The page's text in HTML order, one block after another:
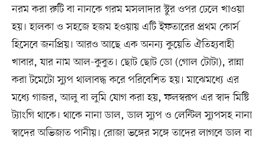
নরম করা রুটি বা নানকে গরম মসলাদার স্টুর ওপর ঢেলে খাওয়া
হয়। হালকা ও সহজে হজম হওয়ায় এটি ইফতারের প্রথম কোর্স
হিসেবে জনপ্রিয়। আরও আছে এক অনন্য কুয়েতি ঐতিহ্যবাহী
খাবার, যার নাম আল-কুবুত। ছোট ছোট ডো (গোল টোটা), রান্না
করা টমেটো স্যুপ থালাবদ্ধ করে পরিবেশিত হয়। মাঝেমধ্যে এর
মধ্যে গাজর, আলু বা লুমি যোগ করা হয়, ফলস্বরূপ এর স্বাদ মিষ্টি
ট্যাংগি থাকে। থাকে নানা ডাল, ডাল স্যুপ ও লেন্টিল স্যুপসহ নানা
স্বাদের অভিজাত পানীয়। রোজা ভঙ্গের সঙ্গে তাদের লাগবে ডাল বা